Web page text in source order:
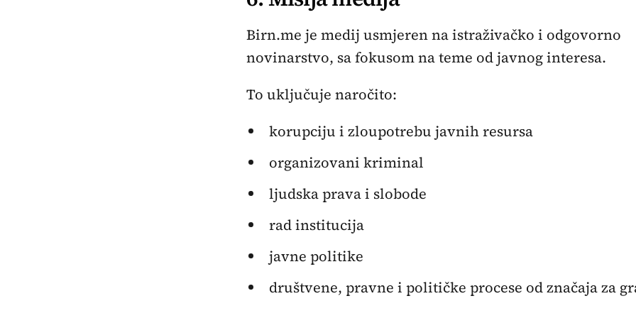
Birn.me je medij usmjeren na istraživačko i odgovorno
novinarstvo, sa fokusom na teme od javnog interesa.
To uključuje naročito:
korupciju i zloupotrebu javnih resursa
organizovani kriminal
ljudska prava i slobode
rad institucija
javne politike
društvene, pravne i političke procese od značaja za